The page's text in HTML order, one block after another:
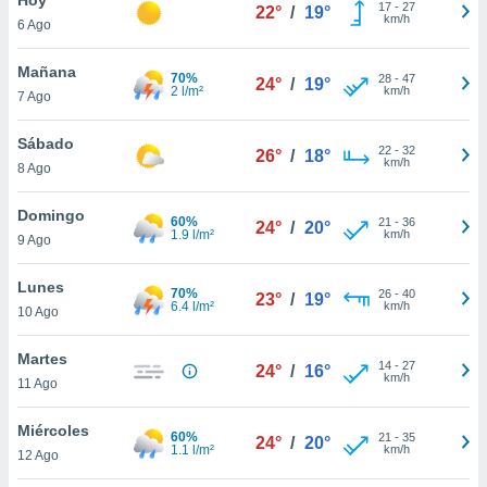
en
más
nuestra
de
cookies
aceptar
6 Ago
22° / 19° 17- 27
km/h
Mañana
7 Ago
70%
2 l/m²
24° / 19° 28- 47
km/h
Sábado
8 Ago
26° / 18° 22- 32
km/h
Domingo
9 Ago
60%
1.9 l/m²
24° / 20° 21 - 36
km/h
Lunes
10 Ago
70%
6.4 l/m²
23° / 19° 26- 40
km/h
Martes
11 Ago
24° / 16° 14- 27
km/h
Miércoles
12 Ago
60%
1.1 l/m²
24° / 20° 21 - 35
km/h